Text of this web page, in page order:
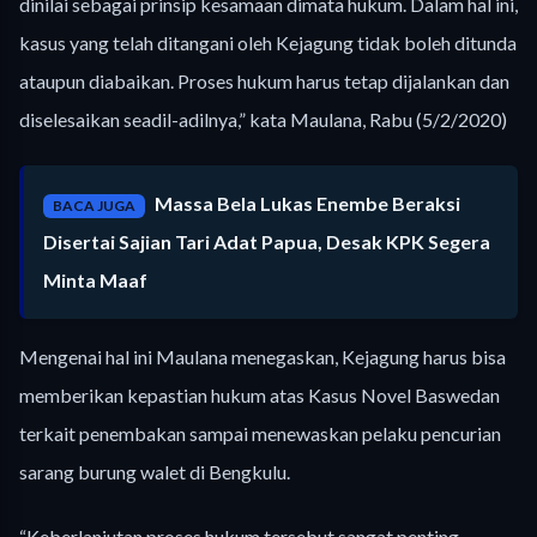
kasus yang telah ditangani oleh Kejagung tidak boleh ditunda
ataupun diabaikan. Proses hukum harus tetap dijalankan dan
diselesaikan seadil-adilnya,” kata Maulana, Rabu (5/2/2020)
BACA JUGA
Massa Bela Lukas Enembe Beraksi
Disertai Sajian Tari Adat Papua, Desak KPK Segera
Minta Maaf
Mengenai hal ini Maulana menegaskan, Kejagung harus bisa
memberikan kepastian hukum atas Kasus Novel Baswedan
terkait penembakan sampai menewaskan pelaku pencurian
sarang burung walet di Bengkulu.